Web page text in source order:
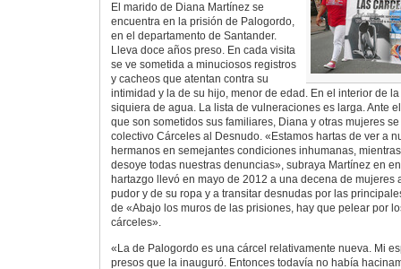
El marido de Diana Martínez se
encuentra en la prisión de Palogordo,
en el departamento de Santander.
Lleva doce años preso. En cada visita
se ve sometida a minuciosos registros
y cacheos que atentan contra su
intimidad y la de su hijo, menor de edad. En el interior de
siquiera de agua. La lista de vulneraciones es larga. Ante
que son sometidos sus familiares, Diana y otras mujeres
colectivo Cárceles al Desnudo. «Estamos hartas de ver a
hermanos en semejantes condiciones inhumanas,
desoye todas nuestras denuncias», subraya Martínez en
hartazgo llevó en mayo de 2012 a una decena de mujeres
pudor y de su ropa y a transitar desnudas por las
de «Abajo los muros de las prisiones, hay que pelear por
cárceles».
«La de Palogordo es una cárcel relativamente nueva. Mi
presos que la inauguró. Entonces todavía no había